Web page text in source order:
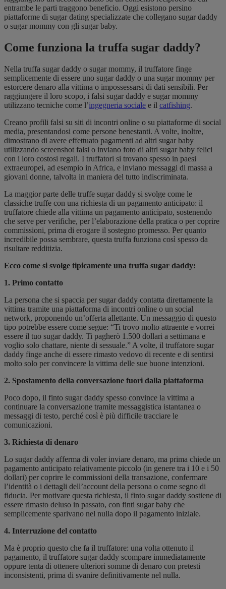
entrambe le parti traggono beneficio. Oggi esistono persino
piattaforme di sugar dating specializzate che collegano sugar daddy
o sugar mommy con gli sugar baby.
Come funziona la truffa sugar daddy?
Nella truffa sugar daddy o sugar mommy, il truffatore finge
semplicemente di essere uno sugar daddy o una sugar mommy per
estorcere denaro alla vittima o impossessarsi di dati sensibili. Per
raggiungere il loro scopo, i falsi sugar daddy e sugar mommy
utilizzano tecniche come l’ingegneria sociale e il catfishing.
Creano profili falsi su siti di incontri online o su piattaforme di social
media, presentandosi come persone benestanti. A volte, inoltre,
dimostrano di avere effettuato pagamenti ad altri sugar baby
utilizzando screenshot falsi o inviano foto di altri sugar baby felici
con i loro costosi regali. I truffatori si trovano spesso in paesi
extraeuropei, ad esempio in Africa, e inviano messaggi di massa a
giovani donne, talvolta in maniera del tutto indiscriminata.
La maggior parte delle truffe sugar daddy si svolge come le
classiche truffe con una richiesta di un pagamento anticipato: il
truffatore chiede alla vittima un pagamento anticipato, sostenendo
che serve per verifiche, per l’elaborazione della pratica o per coprire
commissioni, prima di erogare il sostegno promesso. Per quanto
incredibile possa sembrare, questa truffa funziona così spesso da
risultare redditizia.
Ecco come si svolge tipicamente una truffa sugar daddy:
1. Primo contatto
La persona che si spaccia per sugar daddy contatta direttamente la
vittima tramite una piattaforma di incontri online o un social
network, proponendo un’offerta allettante. Un messaggio di questo
tipo potrebbe essere come segue: “Ti trovo molto attraente e vorrei
essere il tuo sugar daddy. Ti pagherò 1.500 dollari a settimana e
voglio solo chattare, niente di sessuale.” A volte, il truffatore sugar
daddy finge anche di essere rimasto vedovo di recente e di sentirsi
molto solo per convincere la vittima delle sue buone intenzioni.
2. Spostamento della conversazione fuori dalla piattaforma
Poco dopo, il finto sugar daddy spesso convince la vittima a
continuare la conversazione tramite messaggistica istantanea o
messaggi di testo, perché così è più difficile tracciare le
comunicazioni.
3. Richiesta di denaro
Lo sugar daddy afferma di voler inviare denaro, ma prima chiede un
pagamento anticipato relativamente piccolo (in genere tra i 10 e i 50
dollari) per coprire le commissioni della transazione, confermare
l’identità o i dettagli dell’account della persona o come segno di
fiducia. Per motivare questa richiesta, il finto sugar daddy sostiene di
essere rimasto deluso in passato, con finti sugar baby che
semplicemente sparivano nel nulla dopo il pagamento iniziale.
4. Interruzione del contatto
Ma è proprio questo che fa il truffatore: una volta ottenuto il
pagamento, il truffatore sugar daddy scompare immediatamente
oppure tenta di ottenere ulteriori somme di denaro con pretesti
inconsistenti, prima di svanire definitivamente nel nulla.